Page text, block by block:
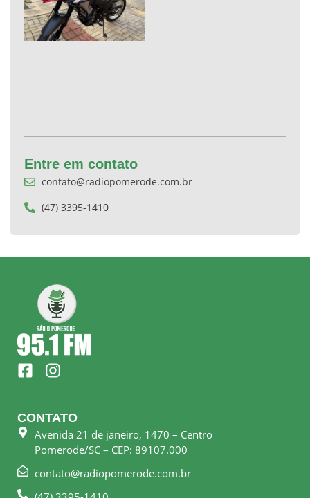
Entre em contato
contato@radiopomerode.com.br
(47) 3395-1410
F
a
e
b
o
k
I
n
t
a
g
r
a
m
CONTATO
Avenida 21 de janeiro, 1470 – Centro
Pomerode/SC – CEP: 89107.000
contato@radiopomerode.com.br